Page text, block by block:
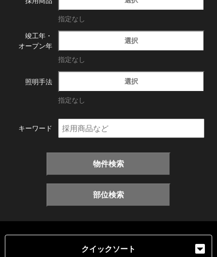
指定なし
竣工年・
オープン年
選択
指定なし
照明手法 選択
指定なし
キーワード
物件検索
部位検索
クイックソート